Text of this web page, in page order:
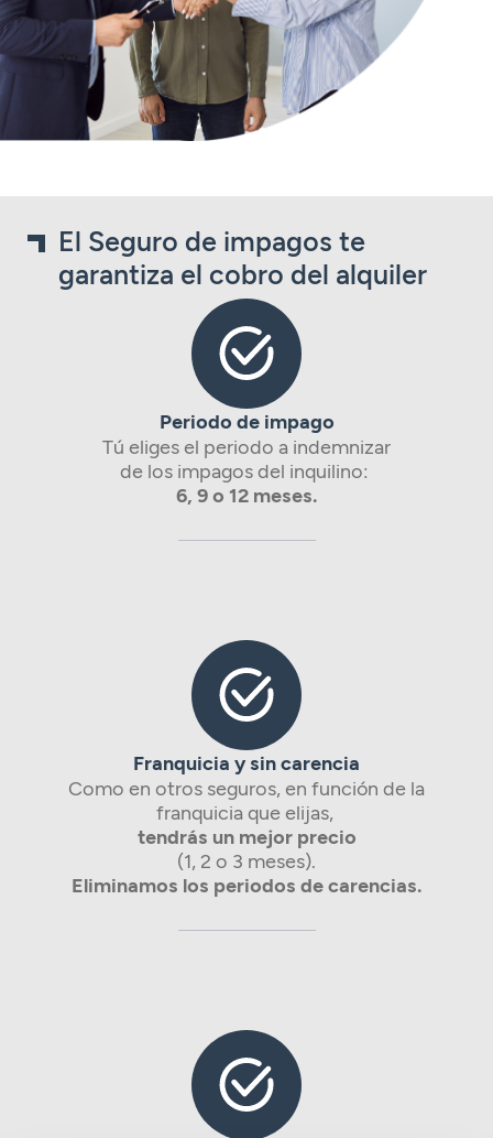
El Seguro de impagos te
garantiza el cobro del alquiler
Periodo de impago
Tú eliges el periodo a indemnizar
de los impagos del inquilino:
6, 9 o 12 meses.
Franquicia y sin carencia
Como en otros seguros, en función de la
franquicia que elijas,
tendrás un mejor precio
(1, 2 o 3 meses).
Eliminamos los periodos de carencias.